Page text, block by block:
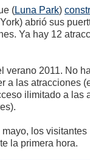
(Luna Park)
abrió sus
Ya hay 12
verano 2011. No
a las atracciones
ilimitado a las
los visitantes
la primera hora.